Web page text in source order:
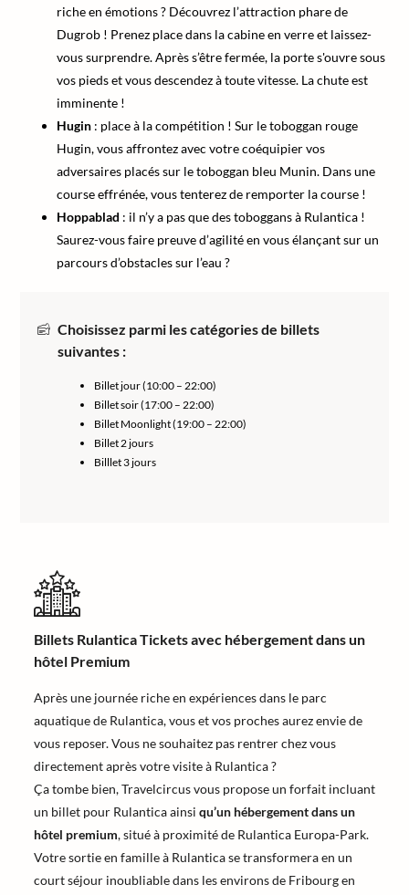
riche en émotions ? Découvrez l’attraction phare de
Dugrob ! Prenez place dans la cabine en verre et laissez-
vous surprendre. Après s’être fermée, la porte s'ouvre sous
vos pieds et vous descendez à toute vitesse. La chute est
imminente !
Hugin : place à la compétition ! Sur le toboggan rouge
Hugin, vous affrontez avec votre coéquipier vos
adversaires placés sur le toboggan bleu Munin. Dans une
course effrénée, vous tenterez de remporter la course !
Hoppablad : il n’y a pas que des toboggans à Rulantica !
Saurez-vous faire preuve d’agilité en vous élançant sur un
parcours d’obstacles sur l’eau ?
Choisissez parmi les catégories de billets
suivantes :
Billet jour (10:00 – 22:00)
Billet soir (17:00 – 22:00)
Billet Moonlight (19:00 – 22:00)
Billet 2 jours
Billlet 3 jours
Billets Rulantica Tickets avec hébergement dans un
hôtel Premium
Après une journée riche en expériences dans le parc
aquatique de Rulantica, vous et vos proches aurez envie de
vous reposer. Vous ne souhaitez pas rentrer chez vous
directement après votre visite à Rulantica ?
Ça tombe bien, Travelcircus vous propose un forfait incluant
un billet pour Rulantica ainsi qu’un hébergement dans un
hôtel premium, situé à proximité de Rulantica Europa-Park.
Votre sortie en famille à Rulantica se transformera en un
court séjour inoubliable dans les environs de Fribourg en